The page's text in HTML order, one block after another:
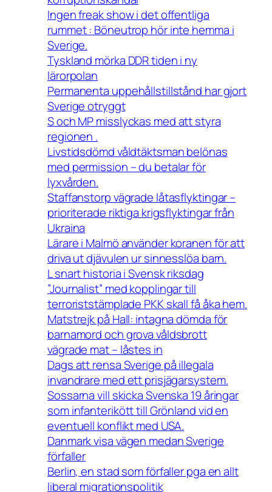
Ingen freak show i det offentliga
rummet : Böneutrop hör inte hemma i
Sverige.
Tyskland mörka DDR tiden i ny
lärorpolan
Permanenta uppehållstillstånd har gjort
Sverige otryggt
S och MP misslyckas med att styra
regionen .
Livstidsdömd våldtäktsman belönas
med permission – du betalar för
lyxvården.
Staffanstorp vägrade låtasflyktingar –
prioriterade riktiga krigsflyktingar från
Ukraina
Lärare i Malmö använder koranen för att
driva ut djävulen ur sinnesslöa barn.
L snart historia i Svensk riksdag
”Journalist” med kopplingar till
terroriststämplade PKK skall få åka hem.
Matstrejk på Hall: intagna dömda för
barnamord och grova våldsbrott
vägrade mat – låstes in
Dags att rensa Sverige på illegala
invandrare med ett prisjägarsystem.
Sossarna vill skicka Svenska 19 åringar
som infanterikött till Grönland vid en
eventuell konflikt med USA.
Danmark visa vägen medan Sverige
förfaller
Berlin, en stad som förfaller pga en allt
liberal migrationspolitik